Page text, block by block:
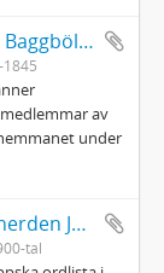
Gårdshandlingar rörande Baggböle nr 1 i Umeå socken
1845
av
under
Lapsk ordlista efter kyrkoherden Johannes Eklund
tal